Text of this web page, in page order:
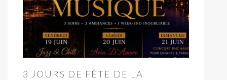
3 JOURS DE FÊTE DE LA